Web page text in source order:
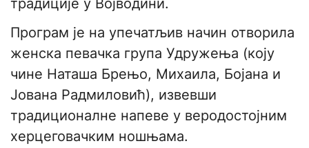
традиције у Војводини.
​Програм је на упечатљив начин отворила
женска певачка група Удружења (коју
чине Наташа Брењо, Михаила, Бојана и
Јована Радмиловић), извевши
традиционалне напеве у веродостојним
херцеговачким ношњама.